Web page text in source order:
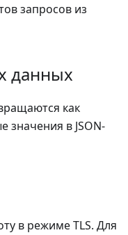
запросов из
данных
как
значения в JSON-
в режиме TLS. Для